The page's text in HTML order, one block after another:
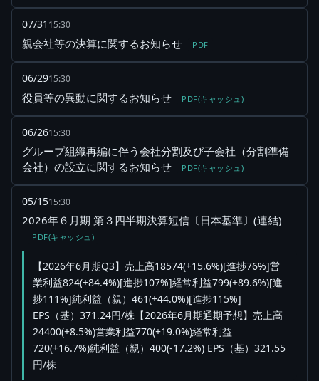
07/31 15:30
親会社等の決算に関するお知らせ PDF
06/2915:30
役員等の異動に関するお知らせ PDF(キャッシュ)
06/2615:30
グループ組織再編に伴う会社分割及び子会社（分割準備
会社）の設立に関するお知らせ
PDF(キャッシュ)
05/1515:30
2026年６月期 第３四半期決算短信〔日本基準〕(連結)
PDF(キャッシュ)
【2026年6月期Q3】売上高18574(+15.6%)[進捗76%]営
業利益824(+84.4%)[進捗107%]経常利益799(+89.6%)[進
捗111%]純利益（親）461(+44.0%)[進捗115%]
EPS（基）371.24円/株【2026年6月期通期予想】売上高
24400(+8.5%)営業利益770(+19.0%)経常利益
720(+16.7%)純利益（親）400(-17.2%) EPS（基）321.55
円/株